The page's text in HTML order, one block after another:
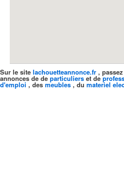
Sur le site lachouetteannonce.fr ,
annonces de de particuliers et de
d'emploi , des meubles , du materiel